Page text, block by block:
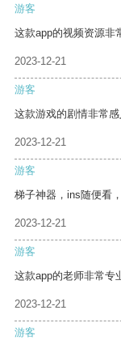
游客
这款app的视频资源非
2023-12-21
游客
这款游戏的剧情非常感
2023-12-21
游客
梯子神器，ins随便看
2023-12-21
游客
这款app的老师非常专
2023-12-21
游客